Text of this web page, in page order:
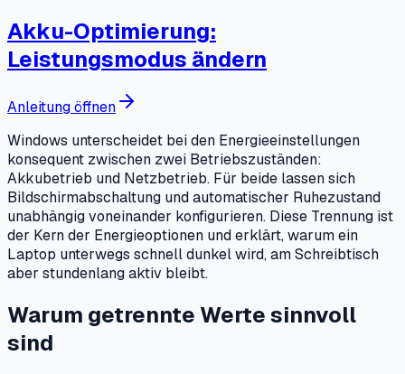
Akku-Optimierung:
Leistungsmodus ändern
Anleitung öffnen
Windows unterscheidet bei den Energieeinstellungen
konsequent zwischen zwei Betriebszuständen:
Akkubetrieb und Netzbetrieb. Für beide lassen sich
Bildschirmabschaltung und automatischer Ruhezustand
unabhängig voneinander konfigurieren. Diese Trennung ist
der Kern der Energieoptionen und erklärt, warum ein
Laptop unterwegs schnell dunkel wird, am Schreibtisch
aber stundenlang aktiv bleibt.
Warum getrennte Werte sinnvoll
sind